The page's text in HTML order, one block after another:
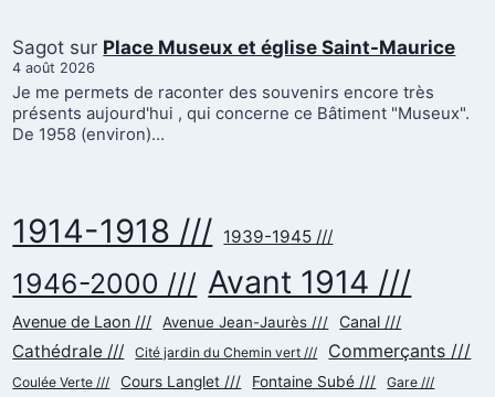
Sagot sur Place Museux et église Saint-Maurice
4 août 2026
Je me permets de raconter des souvenirs encore très
présents aujourd'hui , qui concerne ce Bâtiment "Museux".
De 1958 (environ)…
1914-1918 /// 1939-1945 ///
1946-2000 /// Avant 1914 ///
Avenue de Laon /// Avenue Jean-Jaurès /// Canal ///
Cathédrale /// Cité jardin du Chemin vert /// Commerçants ///
Coulée Verte /// Cours Langlet /// Fontaine Subé /// Gare ///